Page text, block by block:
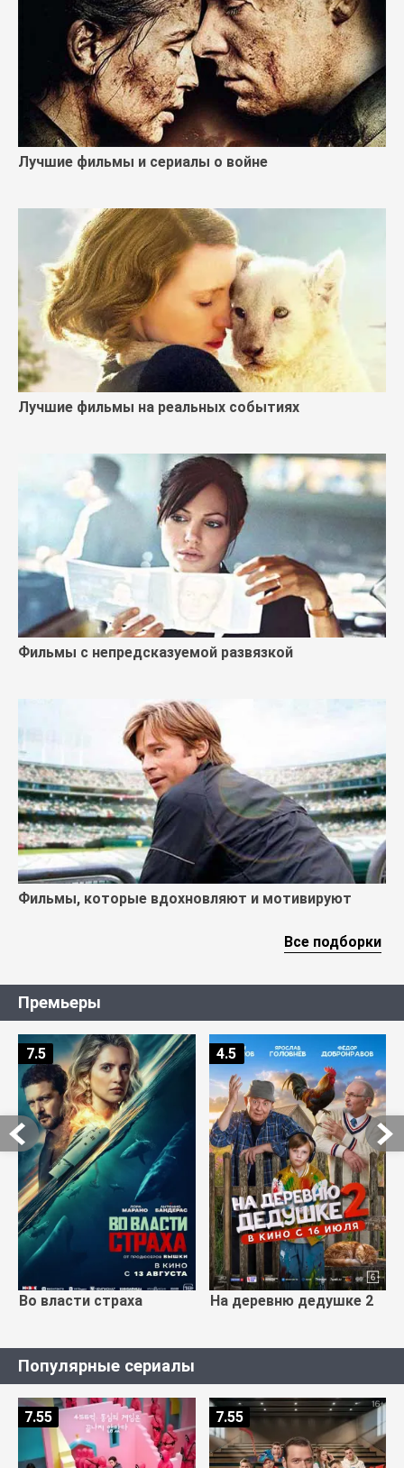
Лучшие фильмы и сериалы о войне
Лучшие фильмы на реальных событиях
Фильмы с непредсказуемой развязкой
Фильмы, которые вдохновляют и мотивируют
Все подборки
Премьеры
Во власти страха
7.5
На деревню дедушке 2
4.5
Популярные сериалы
7.55 7.55